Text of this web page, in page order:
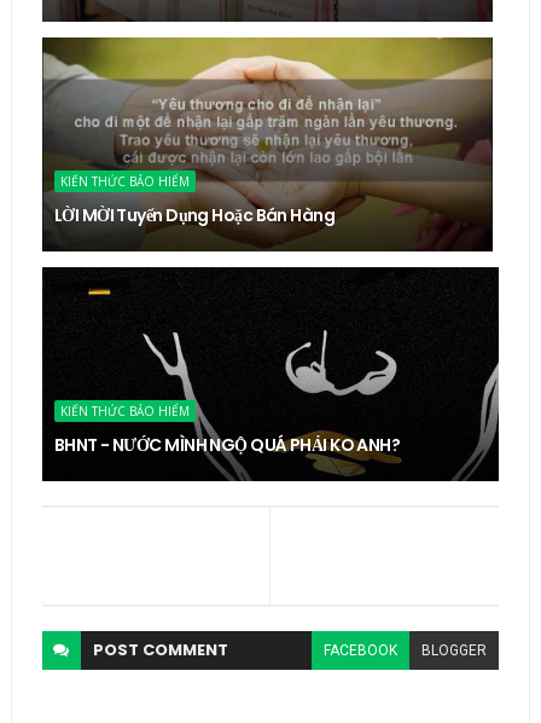
KIẾN THỨC BẢO HIỂM
LỜI MỜI Tuyển Dụng Hoặc Bán Hàng
KIẾN THỨC BẢO HIỂM
BHNT - NƯỚC MÌNH NGỘ QUÁ PHẢI KO ANH?
POST COMMENT FACEBOOK BLOGGER